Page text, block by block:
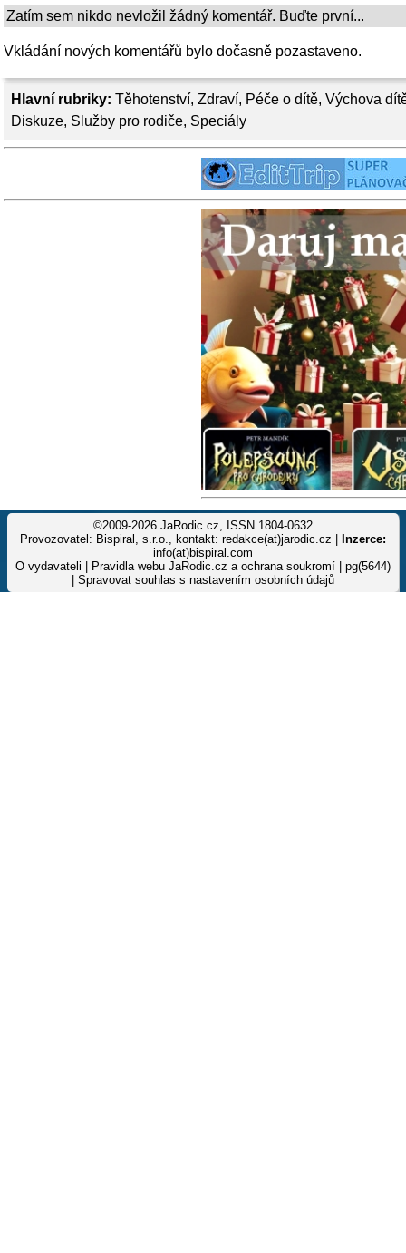
Hlavní rubriky: Těhotenství, Zdraví, Péče o dítě, Výchova
Diskuze, Služby pro rodiče, Speciály
Zatím sem nikdo nevložil žádný komentář. Buďte první...
Vkládání nových komentářů bylo dočasně pozastaveno.
©2009-2026 JaRodic.cz, ISSN 1804-0632
Provozovatel: Bispiral, s.r.o., kontakt: redakce(at)jarodic.cz |
Inzerce:
info(at)bispiral.com
O vydavateli
Pravidla webu JaRodic.cz a ochrana soukromí | pg(5644)
Spravovat souhlas s nastavením osobních údajů